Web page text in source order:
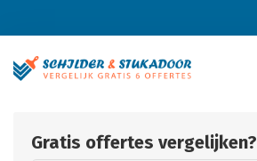
Gratis offertes vergelijken?